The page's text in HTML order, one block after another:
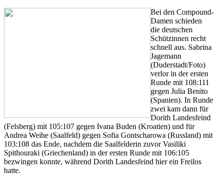
Bei den Compound-
Damen schieden
die deutschen
Schützinnen recht
schnell aus. Sabrina
Jagemann
(Duderstadt/Foto)
verlor in der ersten
Runde mit 108:111
gegen Julia Benito
(Spanien). In Runde
zwei kam dann für
Dorith Landesfeind
(Felsberg) mit 105:107 gegen Ivana Buden (Kroatien) und für
Andrea Weihe (Saalfeld) gegen Sofia Gontscharowa (Russland) mit
103:108 das Ende, nachdem die Saalfelderin zuvor Vasiliki
Spithouraki (Griechenland) in der ersten Runde mit 106:105
bezwingen konnte, während Dorith Landesfeind hier ein Freilos
hatte.